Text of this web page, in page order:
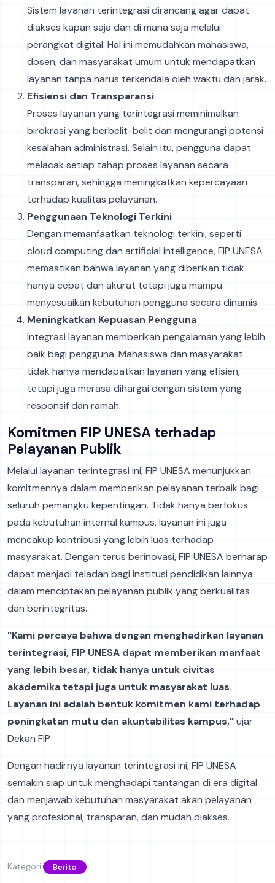
Sistem layanan terintegrasi dirancang agar dapat
diakses kapan saja dan di mana saja melalui
perangkat digital. Hal ini memudahkan mahasiswa,
dosen, dan masyarakat umum untuk mendapatkan
layanan tanpa harus terkendala oleh waktu dan jarak.
Efisiensi dan Transparansi
Proses layanan yang terintegrasi meminimalkan
birokrasi yang berbelit-belit dan mengurangi potensi
kesalahan administrasi. Selain itu, pengguna dapat
melacak setiap tahap proses layanan secara
transparan, sehingga meningkatkan kepercayaan
terhadap kualitas pelayanan.
Penggunaan Teknologi Terkini
Dengan memanfaatkan teknologi terkini, seperti
cloud computing dan artificial intelligence, FIP UNESA
memastikan bahwa layanan yang diberikan tidak
hanya cepat dan akurat tetapi juga mampu
menyesuaikan kebutuhan pengguna secara dinamis.
Meningkatkan Kepuasan Pengguna
Integrasi layanan memberikan pengalaman yang lebih
baik bagi pengguna. Mahasiswa dan masyarakat
tidak hanya mendapatkan layanan yang efisien,
tetapi juga merasa dihargai dengan sistem yang
responsif dan ramah.
Komitmen FIP UNESA terhadap
Pelayanan Publik
Melalui layanan terintegrasi ini, FIP UNESA menunjukkan
komitmennya dalam memberikan pelayanan terbaik bagi
seluruh pemangku kepentingan. Tidak hanya berfokus
pada kebutuhan internal kampus, layanan ini juga
mencakup kontribusi yang lebih luas terhadap
masyarakat. Dengan terus berinovasi, FIP UNESA berharap
dapat menjadi teladan bagi institusi pendidikan lainnya
dalam menciptakan pelayanan publik yang berkualitas
dan berintegritas.
"Kami percaya bahwa dengan menghadirkan layanan
terintegrasi, FIP UNESA dapat memberikan manfaat
yang lebih besar, tidak hanya untuk civitas
akademika tetapi juga untuk masyarakat luas.
Layanan ini adalah bentuk komitmen kami terhadap
peningkatan mutu dan akuntabilitas kampus,"ujar
Dekan FIP
Dengan hadirnya layanan terintegrasi ini, FIP UNESA
semakin siap untuk menghadapi tantangan di era digital
dan menjawab kebutuhan masyarakat akan pelayanan
yang profesional, transparan, dan mudah diakses.
Kategori: Berita